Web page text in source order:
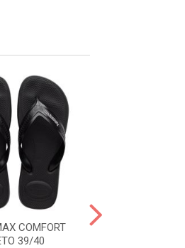
COMFORT
39/40